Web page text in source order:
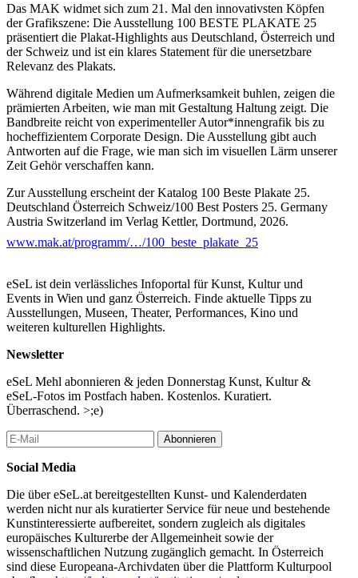
Das MAK widmet sich zum 21. Mal den innovativsten Köpfen
der Grafikszene: Die Ausstellung 100 BESTE PLAKATE 25
präsentiert die Plakat-Highlights aus Deutschland, Österreich und
der Schweiz und ist ein klares Statement für die unersetzbare
Relevanz des Plakats.
Während digitale Medien um Aufmerksamkeit buhlen, zeigen die
prämierten Arbeiten, wie man mit Gestaltung Haltung zeigt. Die
Bandbreite reicht von experimenteller Autor*innengrafik bis zu
hocheffizientem Corporate Design. Die Ausstellung gibt auch
Antworten auf die Frage, wie man sich im visuellen Lärm unserer
Zeit Gehör verschaffen kann.
Zur Ausstellung erscheint der Katalog 100 Beste Plakate 25.
Deutschland Österreich Schweiz/100 Best Posters 25. Germany
Austria Switzerland im Verlag Kettler, Dortmund, 2026.
Kurator: Peter Klinger, stellvertretender Leiter MAK Bibliothek
...Mehr lesen
www.mak.at/programm/…/100_beste_plakate_25
eSeL ist dein verlässliches Infoportal für Kunst, Kultur und
Events in Wien und ganz Österreich. Finde aktuelle Tipps zu
Ausstellungen, Museen, Theater, Performances, Kino und
weiteren kulturellen Highlights.
Newsletter
eSeL Mehl abonnieren & jeden Donnerstag Kunst, Kultur &
eSeL-Fotos im Postfach haben. Kostenlos. Kuratiert.
Überraschend. >;e)
Abonnieren
Social Media
Die über eSeL.at bereitgestellten Kunst- und Kalenderdaten
werden nicht nur als kuratierter Service für neue und bestehende
Kunstinteressierte aufbereitet, sondern zugleich als digitales
europäisches Kulturerbe der Allgemeinheit sowie der
wissenschaftlichen Nutzung zugänglich gemacht. In Österreich
sind diese Europeana-Archivdaten über die Plattform Kulturpool